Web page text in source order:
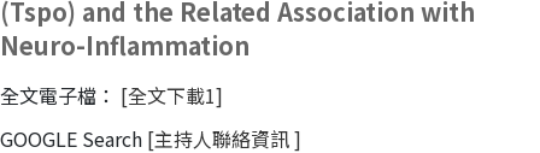
(Tspo) and the Related Association with
Neuro-Inflammation
全文電子檔： [全文下載1]
GOOGLE Search [主持人聯絡資訊]